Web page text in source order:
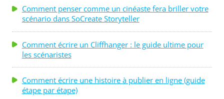
Comment penser comme un cinéaste fera briller votre
scénario dans SoCreate Storyteller
Comment écrire un Cliffhanger : le guide ultime pour
les scénaristes
Comment écrire une histoire à publier en ligne (guide
étape par étape)